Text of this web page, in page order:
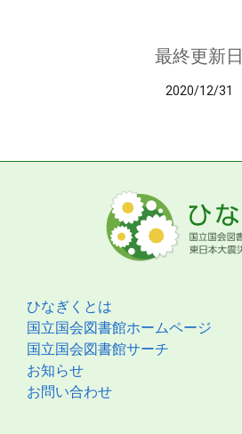
最終更新日
2020/12/31
ひなぎくとは
国立国会図書館ホームページ
国立国会図書館サーチ
お知らせ
お問い合わせ